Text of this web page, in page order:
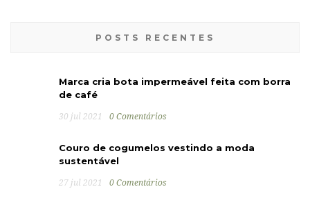
POSTS RECENTES
Marca cria bota impermeável feita com borra
de café
30 jul 2021 0 Comentários
Couro de cogumelos vestindo a moda
sustentável
27 jul 2021 0 Comentários